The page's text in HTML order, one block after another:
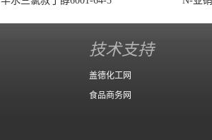
技术支持
盖德化工网
食品商务网